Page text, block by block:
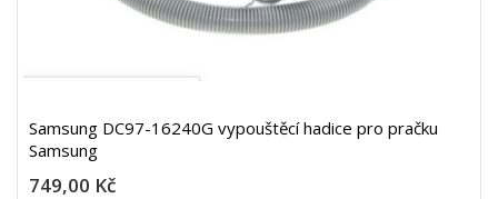
Samsung DC97-16240G vypouštěcí hadice pro pračku
Samsung
749,00 Kč